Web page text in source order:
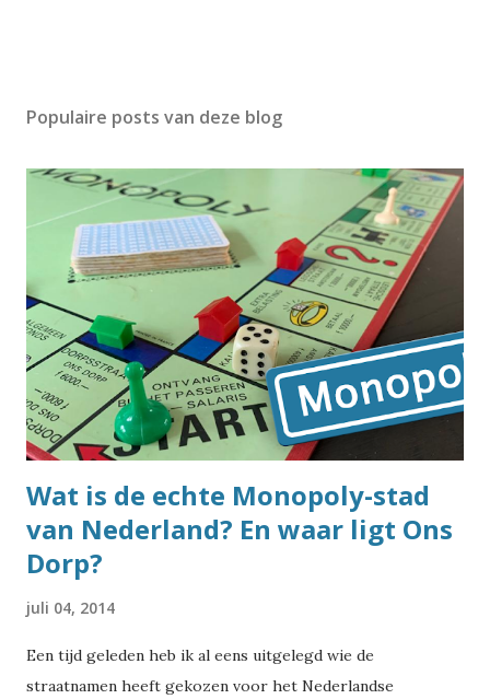
Populaire posts van deze blog
Wat is de echte Monopoly-stad
van Nederland? En waar ligt Ons
Dorp?
juli 04, 2014
Een tijd geleden heb ik al eens uitgelegd wie de
straatnamen heeft gekozen voor het Nederlandse